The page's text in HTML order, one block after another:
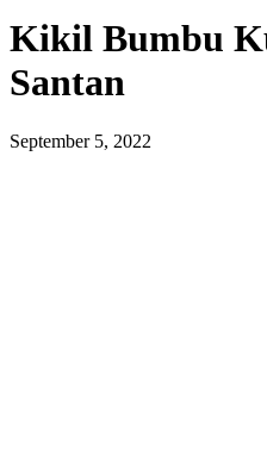
Kikil Bumbu
Santan
September 5, 2022